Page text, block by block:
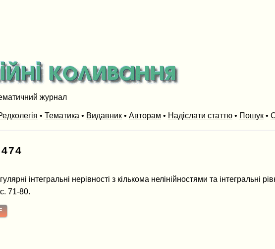
журнал
• Тематика • Видавник• Авторам • Надіслати статтю• Пошук•
інтегральні нерівності з кількома нелінійностями та інтегральні
71-80.